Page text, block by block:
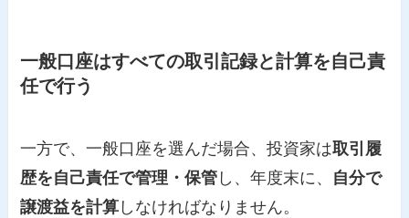
一般口座はすべての取引記録と計算を自己責
任で行う
一方で、一般口座を選んだ場合、投資家は取引履
歴を自己責任で管理・保管 し、年度末に、 自分で
譲渡益を計算 しなければなりません。